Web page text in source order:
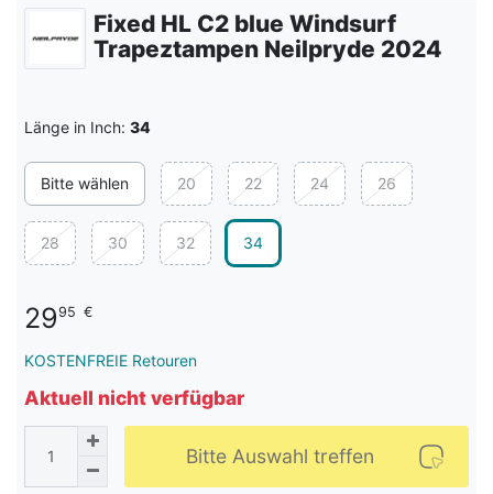
Fixed HL C2 blue Windsurf
Trapeztampen Neilpryde 2024
Länge in Inch: 34
Bitte wählen 20 22 24 26
28 30 32 34
2995 €
KOSTENFREIE Retouren
Aktuell nicht verfügbar
Bitte Auswahl treffen